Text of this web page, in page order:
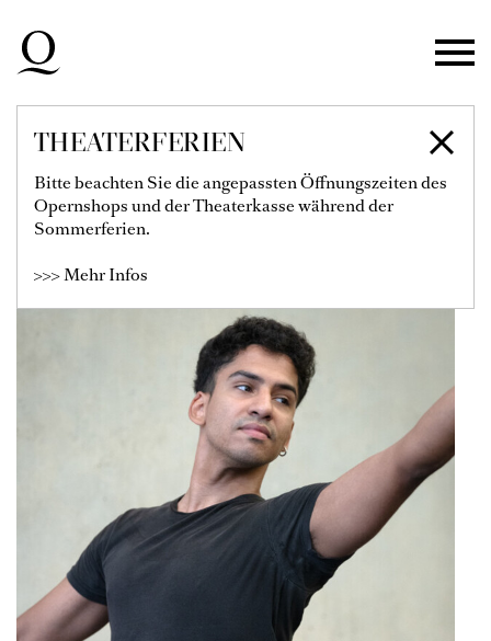
Zur Hauptnavigation springen
Zum Hauptinhalt springen
Zum Footer springen
THEATERFERIEN
Bitte beachten Sie die angepassten Öffnungszeiten des
Opernshops und der Theaterkasse während der
Sommerferien.
>>> Mehr Infos
KAUAN SOARES